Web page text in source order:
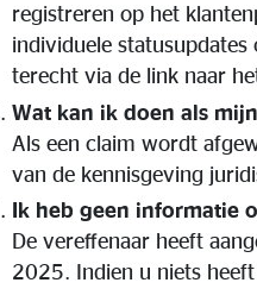
registreren op het
individuele
terecht via de link naar
Wat kan ik doen als
Als een claim wordt
van de kennisgeving
Ik heb geen informatie
De vereffenaar heeft
2025. Indien u niets